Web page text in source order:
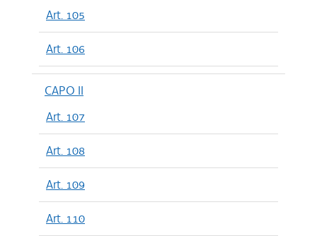
Art. 105
Art. 106
CAPO II
Art. 107
Art. 108
Art. 109
Art. 110